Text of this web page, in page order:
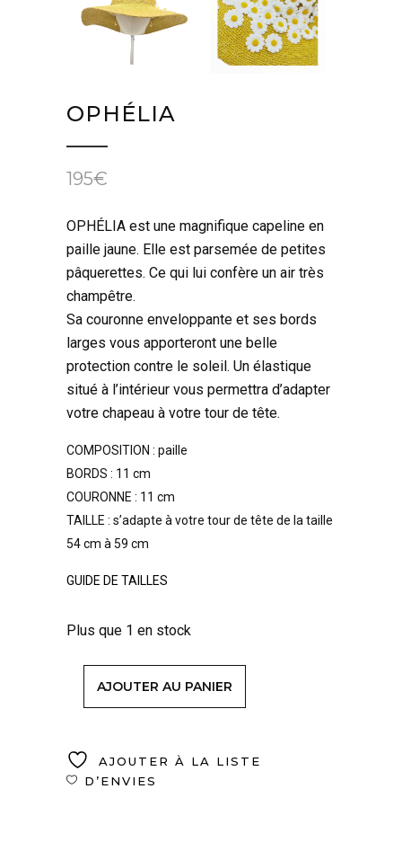
OPHÉLIA
195€
OPHÉLIA est une magnifique capeline en
paille jaune. Elle est parsemée de petites
pâquerettes. Ce qui lui confère un air très
champêtre.
Sa couronne enveloppante et ses bords
larges vous apporteront une belle
protection contre le soleil. Un élastique
situé à l’intérieur vous permettra d’adapter
votre chapeau à votre tour de tête.
COMPOSITION : paille
BORDS : 11 cm
COURONNE : 11 cm
TAILLE : s’adapte à votre tour de tête de la taille
54 cm à 59 cm
GUIDE DE TAILLES
Plus que 1 en stock
AJOUTER AU PANIER
AJOUTER À LA LISTE
D’ENVIES